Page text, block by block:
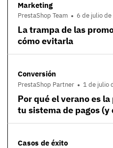
Marketing
PrestaShop Team 6 de julio
La trampa de las
cómo evitarla
Conversión
PrestaShop Partner 1 de julio
Por qué el verano es
tu sistema de pagos (y
Casos de éxito